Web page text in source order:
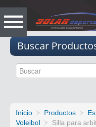
Buscar
Inicio Productos
Voleibol
Silla para